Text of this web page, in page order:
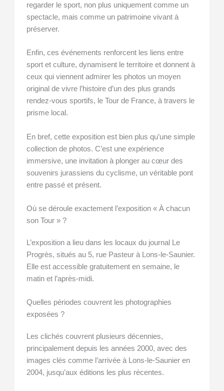
regarder le sport, non plus uniquement comme un
spectacle, mais comme un patrimoine vivant à
préserver.
Enfin, ces événements renforcent les liens entre
sport et culture, dynamisent le territoire et donnent à
ceux qui viennent admirer les photos un moyen
original de vivre l’histoire d’un des plus grands
rendez-vous sportifs, le Tour de France, à travers le
prisme local.
En bref, cette exposition est bien plus qu’une simple
collection de photos. C’est une expérience
immersive, une invitation à plonger au cœur des
souvenirs jurassiens du cyclisme, un véritable pont
entre passé et présent.
Où se déroule exactement l’exposition « À chacun
son Tour » ?
L’exposition a lieu dans les locaux du journal Le
Progrès, situés au 5, rue Pasteur à Lons-le-Saunier.
Elle est accessible gratuitement en semaine, le
matin et l’après-midi.
Quelles périodes couvrent les photographies
exposées ?
Les clichés couvrent plusieurs décennies,
principalement depuis les années 2000, avec des
images clés comme l’arrivée à Lons-le-Saunier en
2004, jusqu’aux éditions les plus récentes.